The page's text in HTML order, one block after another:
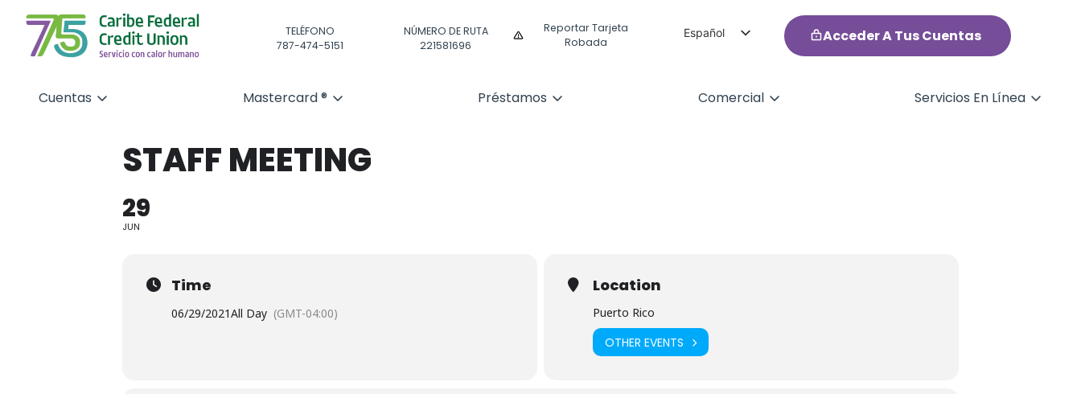
TELÉFONO
787-474-5151
NÚMERO DE RUTA
221581696
Reportar Tarjeta
Robada
Español
Acceder A Tus Cuentas
Cuentas Mastercard ® Préstamos Comercial Servicios En Línea
STAFF MEETING
29
JUN
Time
06/29/2021All Day (GMT-04:00)
Location
Puerto Rico
OTHER EVENTS